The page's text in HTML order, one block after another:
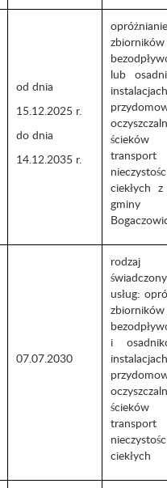
od dnia
15.12.2025 r.
do dnia
14.12.2035 r.
opróżnianie
zbiorników
lub
instalacjach
transport
ciekłych
gminy
07.07.2030
rodzaj
usług:
zbiorników
i
instalacjach
transport
ciekłych